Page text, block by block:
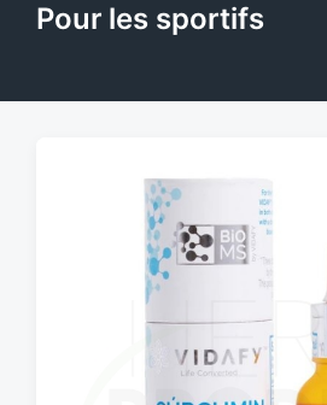
Pour les sportifs